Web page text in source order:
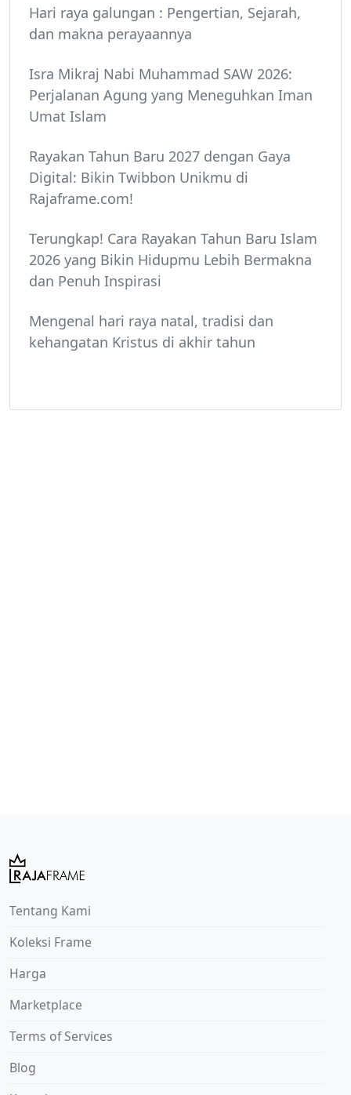
Hari raya galungan : Pengertian, Sejarah,
dan makna perayaannya
Isra Mikraj Nabi Muhammad SAW 2026:
Perjalanan Agung yang Meneguhkan Iman
Umat Islam
Rayakan Tahun Baru 2027 dengan Gaya
Digital: Bikin Twibbon Unikmu di
Rajaframe.com!
Terungkap! Cara Rayakan Tahun Baru Islam
2026 yang Bikin Hidupmu Lebih Bermakna
dan Penuh Inspirasi
Mengenal hari raya natal, tradisi dan
kehangatan Kristus di akhir tahun
Tentang Kami
Koleksi Frame
Harga
Marketplace
Terms of Services
Blog